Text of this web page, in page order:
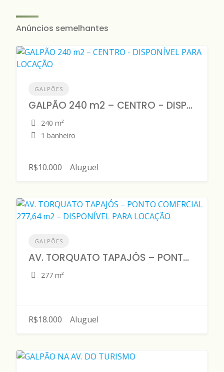
Anúncios semelhantes
GALPÕES
GALPÃO 240 m2 – CENTRO - DISPONÍVEL PARA LOCAÇÃO
240 m²
1 banheiro
R$10.000 Aluguel
GALPÕES
AV. TORQUATO TAPAJÓS – PONTO COMERCIAL 277,64 m2 – DISPONÍVEL PARA LOCAÇÃO
277 m²
R$18.000 Aluguel